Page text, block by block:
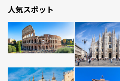
人気スポット